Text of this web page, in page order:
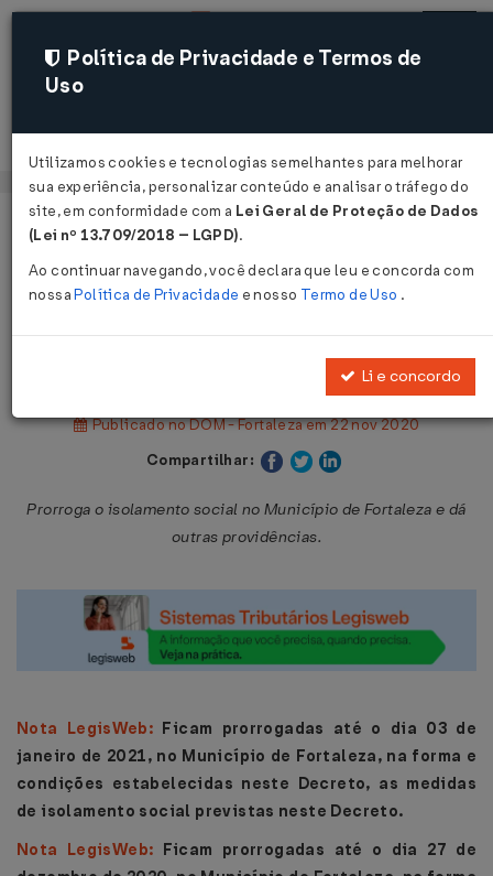
Acessar
Página Inicial
Legislações
Decreto Nº 14859 DE 22/11/2020
Publicado no DOM - Fortaleza em 22 nov 2020
Compartilhar:
Prorroga o isolamento social no Município de Fortaleza e dá
outras providências.
Nota LegisWeb: Ficam prorrogadas até o dia 03 de
janeiro de 2021, no Município de Fortaleza, na forma e
condições estabelecidas neste Decreto, as medidas
de isolamento social previstas neste Decreto.
Nota LegisWeb: Ficam prorrogadas até o dia 27 de
Política de Privacidade e Termos de
Uso
Utilizamos cookies e tecnologias semelhantes para melhorar
sua experiência, personalizar conteúdo e analisar o tráfego do
site, em conformidade com a Lei Geral de Proteção de Dados
(Lei nº 13.709/2018 – LGPD).
Ao continuar navegando, você declara que leu e concorda com
nossaPolítica de Privacidade e nosso Termo de Uso .
Li e concordo